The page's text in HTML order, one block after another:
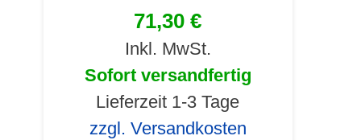
71,30 €
Inkl. MwSt.
Sofort versandfertig
Lieferzeit 1-3 Tage
zzgl. Versandkosten